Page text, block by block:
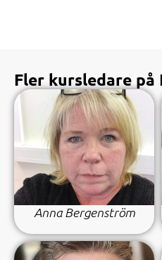
Fler kursledare
Anna Bergenström